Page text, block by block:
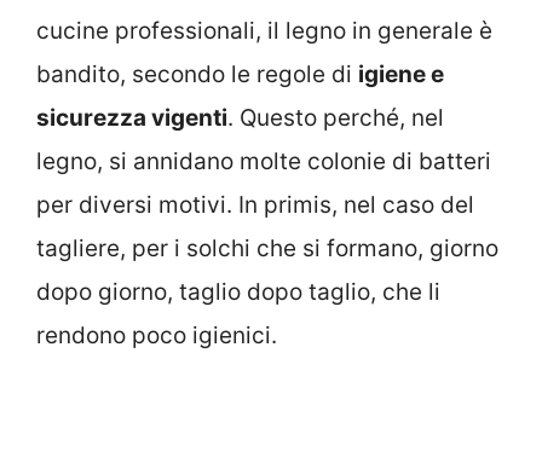
cucine professionali, il legno in generale è
bandito, secondo le regole di igiene e
sicurezza vigenti. Questo perché, nel
legno, si annidano molte colonie di batteri
per diversi motivi. In primis, nel caso del
tagliere, per i solchi che si formano, giorno
dopo giorno, taglio dopo taglio, che li
rendono poco igienici.